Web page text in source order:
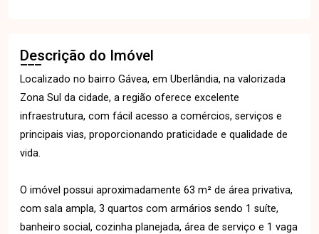
Descrição do Imóvel
Localizado no bairro Gávea, em Uberlândia, na valorizada
Zona Sul da cidade, a região oferece excelente
infraestrutura, com fácil acesso a comércios, serviços e
principais vias, proporcionando praticidade e qualidade de
vida.
O imóvel possui aproximadamente 63 m² de área privativa,
com sala ampla, 3 quartos com armários sendo 1 suíte,
banheiro social, cozinha planejada, área de serviço e 1 vaga